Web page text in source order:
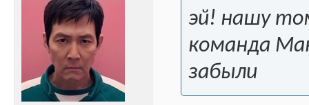
эй! нашу
команда
забыли